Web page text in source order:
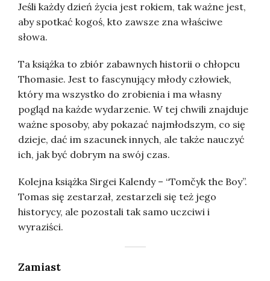
Jeśli każdy dzień życia jest rokiem, tak ważne jest,
aby spotkać kogoś, kto zawsze zna właściwe
słowa.
Ta książka to zbiór zabawnych historii o chłopcu
Thomasie. Jest to fascynujący młody człowiek,
który ma wszystko do zrobienia i ma własny
pogląd na każde wydarzenie. W tej chwili znajduje
ważne sposoby, aby pokazać najmłodszym, co się
dzieje, dać im szacunek innych, ale także nauczyć
ich, jak być dobrym na swój czas.
Kolejna książka Sirgei Kalendy – “Tomčyk the Boy”.
Tomas się zestarzał, zestarzeli się też jego
historycy, ale pozostali tak samo uczciwi i
wyraziści.
Zamiast